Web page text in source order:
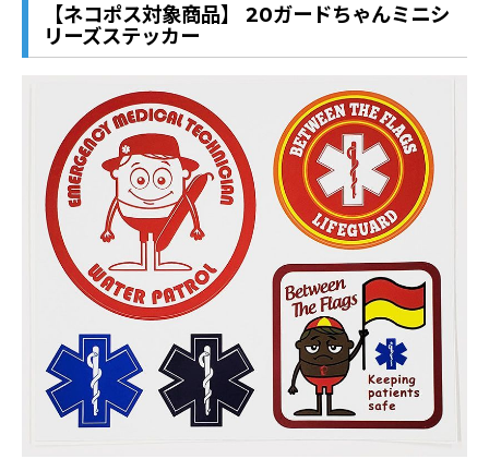
【ネコポス対象商品】 20ガードちゃんミニシ
リーズステッカー